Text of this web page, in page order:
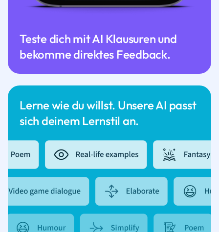
Lerne wie du willst. Unsere AI passt
sich deinem Lernstil an.
Teste dich mit AI Klausuren und
bekomme direktes Feedback.